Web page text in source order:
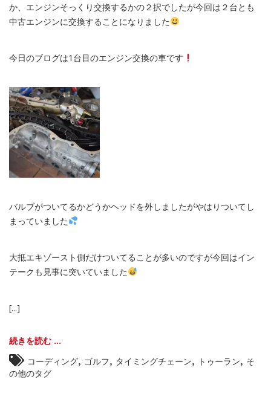
か、エンジンそっくり交換するかの２択でしたが今回は２台とも
中古エンジンに交換することになりました
今日のブログは1台目のエンジン交換の車です
バルブがついてるかどうかヘッドを外しましたがやはりついてし
まっていました
大抵エキゾースト側だけついてることが多いのですが今回はイン
テークも見事に突いていました
[...]
続きを読む ...
コーディング ゴルフ タイミングチェーン トゥーラン
そ
の他のタグ